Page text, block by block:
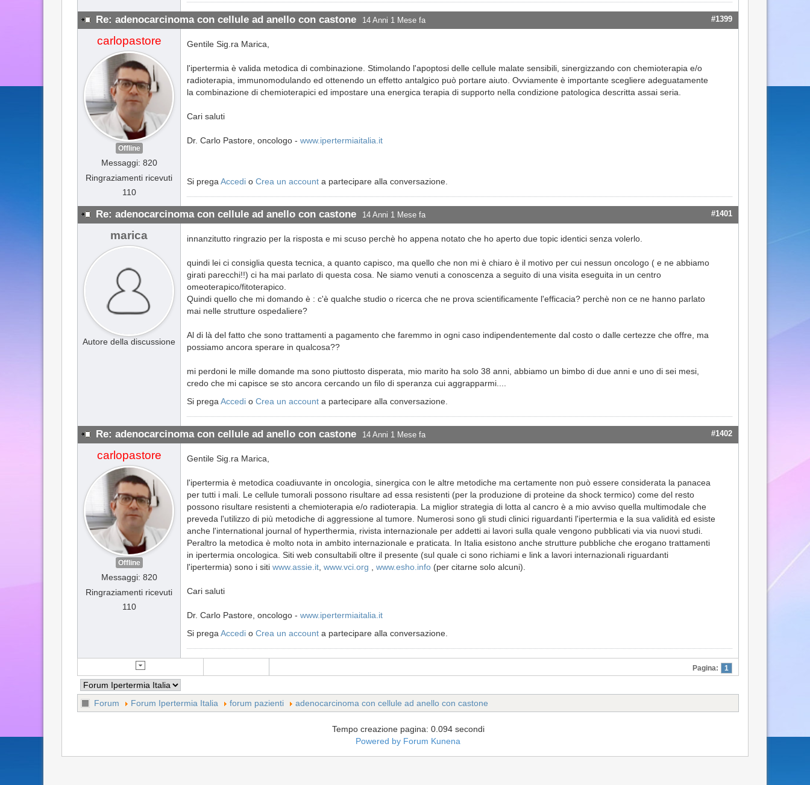
Re: adenocarcinoma con cellule ad anello con castone 14 Anni 1 Mese fa #1399
carlopastore
Offline
Messaggi: 820
Ringraziamenti ricevuti
110
Gentile Sig.ra Marica,
l'ipertermia è valida metodica di combinazione. Stimolando l'apoptosi delle cellule malate sensibili, sinergizzando con chemioterapia e/o
radioterapia, immunomodulando ed ottenendo un effetto antalgico può portare aiuto. Ovviamente è importante scegliere adeguatamente
la combinazione di chemioterapici ed impostare una energica terapia di supporto nella condizione patologica descritta assai seria.
Cari saluti
Dr. Carlo Pastore, oncologo - www.ipertermiaitalia.it
Si prega Accedi o Crea un account a partecipare alla conversazione.
Re: adenocarcinoma con cellule ad anello con castone 14 Anni 1 Mese fa #1401
marica
Autore della discussione
innanzitutto ringrazio per la risposta e mi scuso perchè ho appena notato che ho aperto due topic identici senza volerlo.
quindi lei ci consiglia questa tecnica, a quanto capisco, ma quello che non mi è chiaro è il motivo per cui nessun oncologo ( e ne abbiamo
girati parecchi!!) ci ha mai parlato di questa cosa. Ne siamo venuti a conoscenza a seguito di una visita eseguita in un centro
omeoterapico/fitoterapico.
Quindi quello che mi domando è : c'è qualche studio o ricerca che ne prova scientificamente l'efficacia? perchè non ce ne hanno parlato
mai nelle strutture ospedaliere?
Al di là del fatto che sono trattamenti a pagamento che faremmo in ogni caso indipendentemente dal costo o dalle certezze che offre, ma
possiamo ancora sperare in qualcosa??
mi perdoni le mille domande ma sono piuttosto disperata, mio marito ha solo 38 anni, abbiamo un bimbo di due anni e uno di sei mesi,
credo che mi capisce se sto ancora cercando un filo di speranza cui aggrapparmi....
Si prega Accedi o Crea un account a partecipare alla conversazione.
Re: adenocarcinoma con cellule ad anello con castone 14 Anni 1 Mese fa #1402
carlopastore
Offline
Messaggi: 820
Ringraziamenti ricevuti
110
Gentile Sig.ra Marica,
l'ipertermia è metodica coadiuvante in oncologia, sinergica con le altre metodiche ma certamente non può essere considerata la panacea
per tutti i mali. Le cellule tumorali possono risultare ad essa resistenti (per la produzione di proteine da shock termico) come del resto
possono risultare resistenti a chemioterapia e/o radioterapia. La miglior strategia di lotta al cancro è a mio avviso quella multimodale che
preveda l'utilizzo di più metodiche di aggressione al tumore. Numerosi sono gli studi clinici riguardanti l'ipertermia e la sua validità ed esiste
anche l'international journal of hyperthermia, rivista internazionale per addetti ai lavori sulla quale vengono pubblicati via via nuovi studi.
Peraltro la metodica è molto nota in ambito internazionale e praticata. In Italia esistono anche strutture pubbliche che erogano trattamenti
in ipertermia oncologica. Siti web consultabili oltre il presente (sul quale ci sono richiami e link a lavori internazionali riguardanti
l'ipertermia) sono i siti www.assie.it www.vci.org www.esho.info (per citarne solo alcuni).
Cari saluti
Dr. Carlo Pastore, oncologo - www.ipertermiaitalia.it
Si prega Accedi o Crea un account a partecipare alla conversazione.
Pagina: 1
Forum Forum Ipertermia Italia forum pazienti adenocarcinoma con cellule ad anello con castone
Tempo creazione pagina: 0.094 secondi
Powered by Forum Kunena